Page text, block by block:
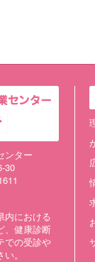
ンター
30
内における
、健康診断
での受診や
。